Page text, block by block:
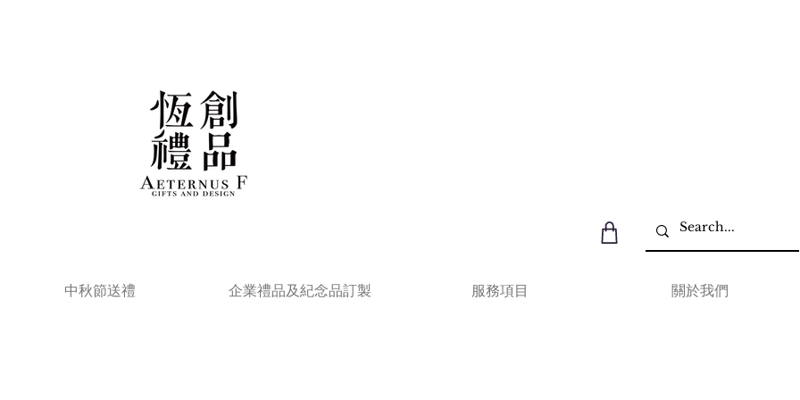
中秋節送禮 企業禮品及紀念品訂製 服務項目 關於我們